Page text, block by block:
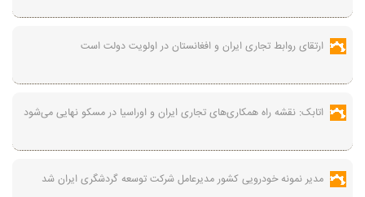
ارتقای روابط تجاری ایران و افغانستان در اولویت دولت است
اتابک: نقشه راه همکاری‌های تجاری ایران و اوراسیا در مسکو نهایی می‌شود
مدیر نمونه خودرویی کشور مدیرعامل شرکت توسعه گردشگری ایران شد